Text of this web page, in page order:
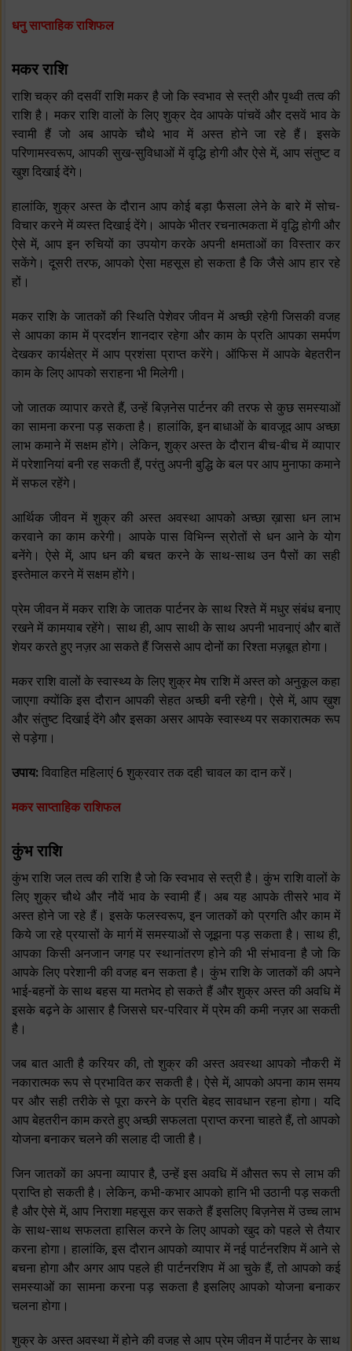
धनु साप्ताहिक राशिफल
मकर राशि
राशि चक्र की दसवीं राशि मकर है जो कि स्वभाव से स्त्री और पृथ्वी तत्व की
राशि है। मकर राशि वालों के लिए शुक्र देव आपके पांचवें और दसवें भाव के
स्वामी हैं जो अब आपके चौथे भाव में अस्त होने जा रहे हैं। इसके
परिणामस्वरूप, आपकी सुख-सुविधाओं में वृद्धि होगी और ऐसे में, आप संतुष्ट व
खुश दिखाई देंगे।
हालांकि, शुक्र अस्त के दौरान आप कोई बड़ा फैसला लेने के बारे में सोच-
विचार करने में व्यस्त दिखाई देंगे। आपके भीतर रचनात्मकता में वृद्धि होगी और
ऐसे में, आप इन रुचियों का उपयोग करके अपनी क्षमताओं का विस्तार कर
सकेंगे। दूसरी तरफ, आपको ऐसा महसूस हो सकता है कि जैसे आप हार रहे
हों।
मकर राशि के जातकों की स्थिति पेशेवर जीवन में अच्छी रहेगी जिसकी वजह
से आपका काम में प्रदर्शन शानदार रहेगा और काम के प्रति आपका समर्पण
देखकर कार्यक्षेत्र में आप प्रशंसा प्राप्त करेंगे। ऑफिस में आपके बेहतरीन
काम के लिए आपको सराहना भी मिलेगी।
जो जातक व्यापार करते हैं, उन्हें बिज़नेस पार्टनर की तरफ से कुछ समस्याओं
का सामना करना पड़ सकता है। हालांकि, इन बाधाओं के बावजूद आप अच्छा
लाभ कमाने में सक्षम होंगे। लेकिन, शुक्र अस्त के दौरान बीच-बीच में व्यापार
में परेशानियां बनी रह सकती हैं, परंतु अपनी बुद्धि के बल पर आप मुनाफा कमाने
में सफल रहेंगे।
आर्थिक जीवन में शुक्र की अस्त अवस्था आपको अच्छा ख़ासा धन लाभ
करवाने का काम करेगी। आपके पास विभिन्न स्रोतों से धन आने के योग
बनेंगे। ऐसे में, आप धन की बचत करने के साथ-साथ उन पैसों का सही
इस्तेमाल करने में सक्षम होंगे।
प्रेम जीवन में मकर राशि के जातक पार्टनर के साथ रिश्ते में मधुर संबंध बनाए
रखने में कामयाब रहेंगे। साथ ही, आप साथी के साथ अपनी भावनाएं और बातें
शेयर करते हुए नज़र आ सकते हैं जिससे आप दोनों का रिश्ता मज़बूत होगा।
मकर राशि वालों के स्वास्थ्य के लिए शुक्र मेष राशि में अस्त को अनुकूल कहा
जाएगा क्योंकि इस दौरान आपकी सेहत अच्छी बनी रहेगी। ऐसे में, आप ख़ुश
और संतुष्ट दिखाई देंगे और इसका असर आपके स्वास्थ्य पर सकारात्मक रूप
से पड़ेगा।
उपाय: विवाहित महिलाएं 6 शुक्रवार तक दही चावल का दान करें।
मकर साप्ताहिक राशिफल
कुंभ राशि
कुंभ राशि जल तत्व की राशि है जो कि स्वभाव से स्त्री है। कुंभ राशि वालों के
लिए शुक्र चौथे और नौवें भाव के स्वामी हैं। अब यह आपके तीसरे भाव में
अस्त होने जा रहे हैं। इसके फलस्वरूप, इन जातकों को प्रगति और काम में
किये जा रहे प्रयासों के मार्ग में समस्याओं से जूझना पड़ सकता है। साथ ही,
आपका किसी अनजान जगह पर स्थानांतरण होने की भी संभावना है जो कि
आपके लिए परेशानी की वजह बन सकता है। कुंभ राशि के जातकों की अपने
भाई-बहनों के साथ बहस या मतभेद हो सकते हैं और शुक्र अस्त की अवधि में
इसके बढ़ने के आसार है जिससे घर-परिवार में प्रेम की कमी नज़र आ सकती
है।
जब बात आती है करियर की, तो शुक्र की अस्त अवस्था आपको नौकरी में
नकारात्मक रूप से प्रभावित कर सकती है। ऐसे में, आपको अपना काम समय
पर और सही तरीके से पूरा करने के प्रति बेहद सावधान रहना होगा। यदि
आप बेहतरीन काम करते हुए अच्छी सफलता प्राप्त करना चाहते हैं, तो आपको
योजना बनाकर चलने की सलाह दी जाती है।
जिन जातकों का अपना व्यापार है, उन्हें इस अवधि में औसत रूप से लाभ की
प्राप्ति हो सकती है। लेकिन, कभी-कभार आपको हानि भी उठानी पड़ सकती
है और ऐसे में, आप निराशा महसूस कर सकते हैं इसलिए बिज़नेस में उच्च लाभ
के साथ-साथ सफलता हासिल करने के लिए आपको खुद को पहले से तैयार
करना होगा। हालांकि, इस दौरान आपको व्यापार में नई पार्टनरशिप में आने से
बचना होगा और अगर आप पहले ही पार्टनरशिप में आ चुके हैं, तो आपको कई
समस्याओं का सामना करना पड़ सकता है इसलिए आपको योजना बनाकर
चलना होगा।
शुक्र के अस्त अवस्था में होने की वजह से आप प्रेम जीवन में पार्टनर के साथ